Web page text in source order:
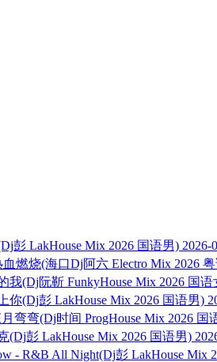
彭 LakHouse Mix 2026 国语男) 2026-
燃烧(海口Dj阿六 Electro Mix 2026
我(Dj阮靳 FunkyHouse Mix 2026 国
你(Dj彭 LakHouse Mix 2026 国语男)
弯弯(Dj时间 ProgHouse Mix 2026 国
(Dj彭 LakHouse Mix 2026 国语男)
- R&B All Night(Dj彭 LakHouse Mix